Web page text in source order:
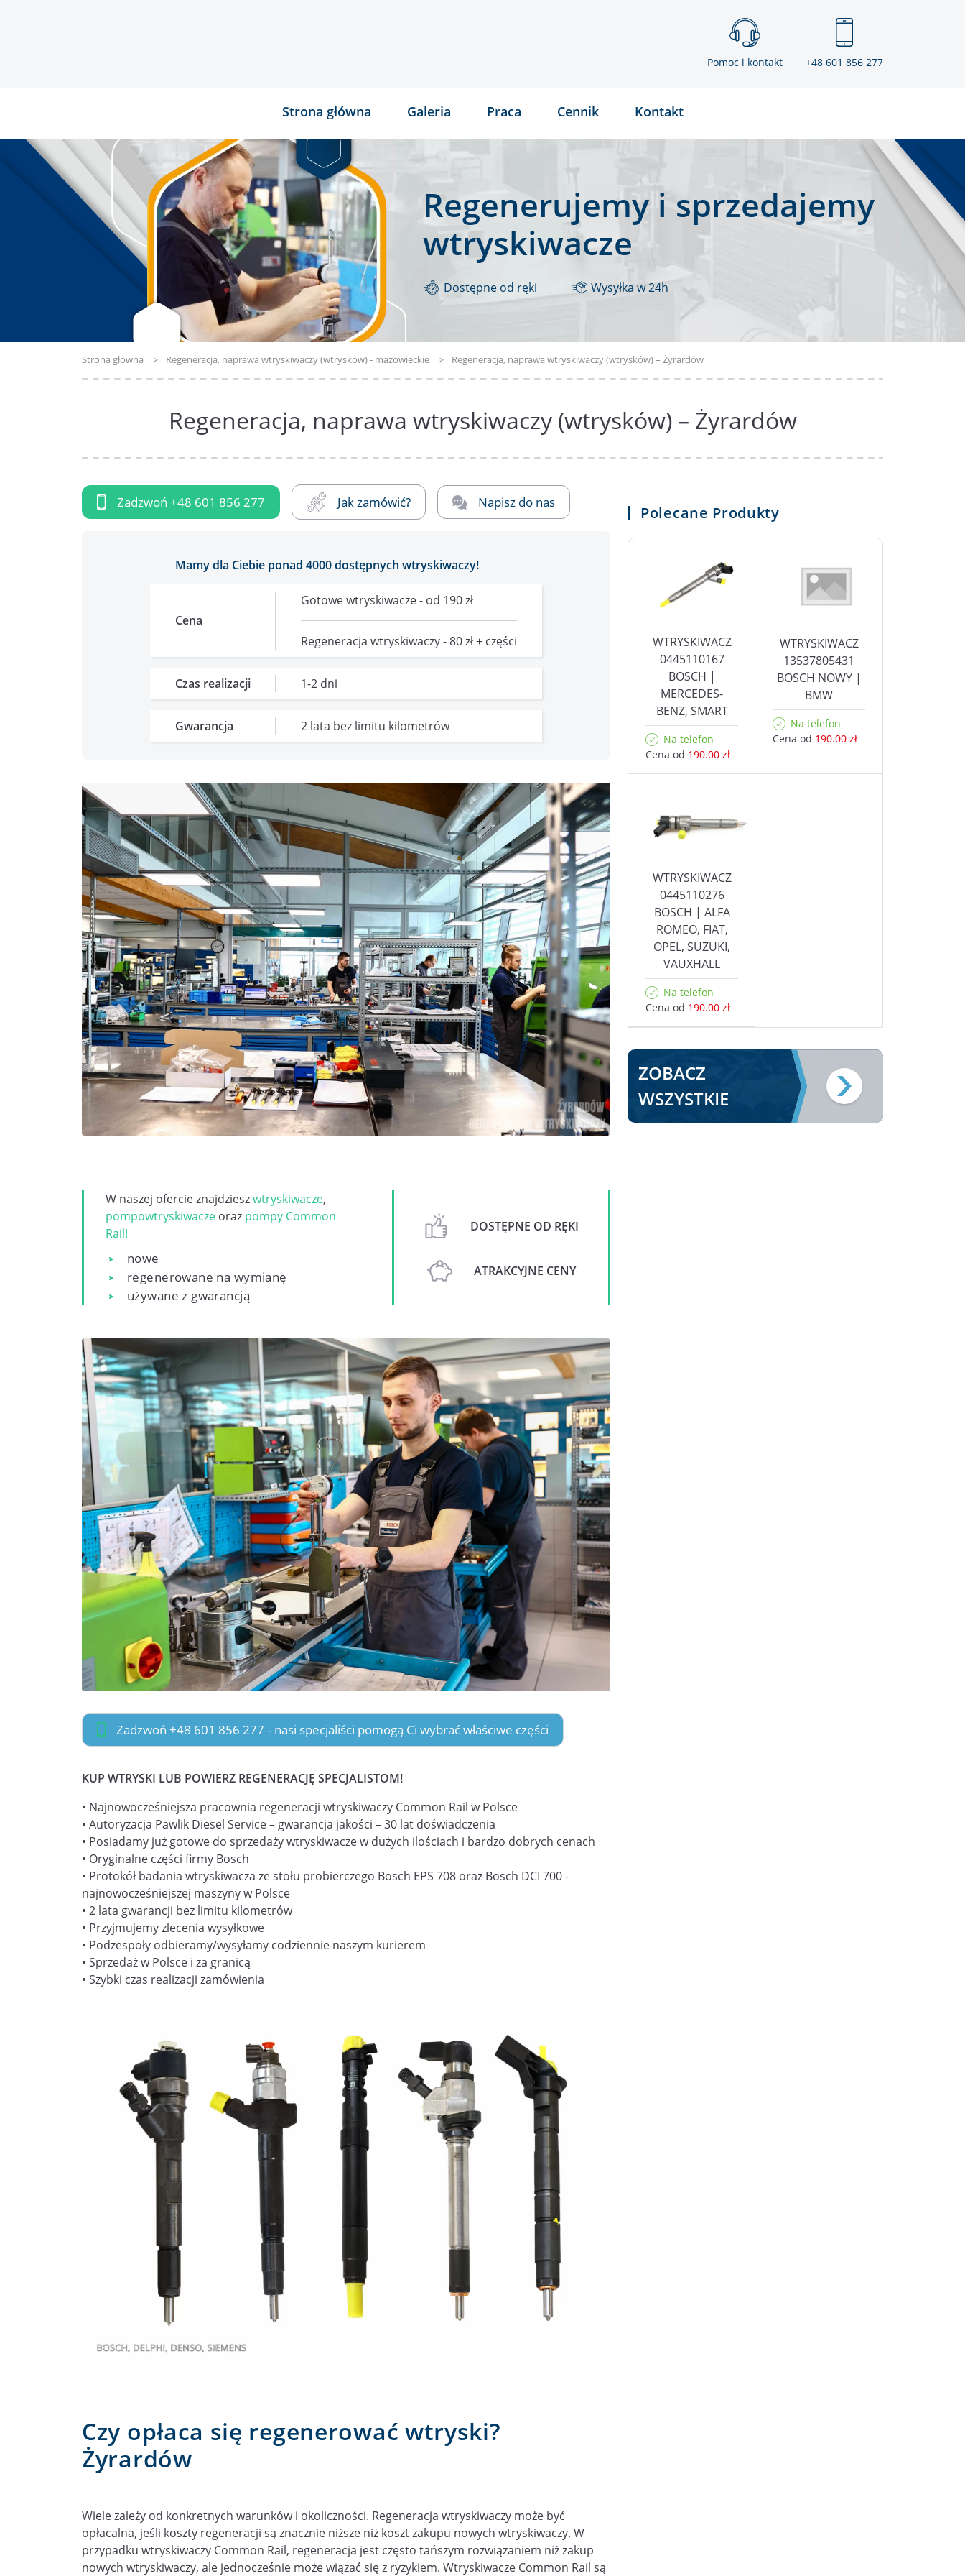
Pomoc i kontakt +48 601 856 277
Strona główna Galeria Praca Cennik Kontakt
Regenerujemy i sprzedajemy
wtryskiwacze
Dostępne od ręki Wysyłka w 24h
Strona główna Regeneracja, naprawa wtryskiwaczy (wtrysków) - mazowieckie Regeneracja, naprawa wtryskiwaczy (wtrysków) – Żyrardów
Regeneracja, naprawa wtryskiwaczy (wtrysków) – Żyrardów
Zadzwoń +48 601 856 277 Jak zamówić? Napisz do nas
Mamy dla Ciebie ponad 4000 dostępnych wtryskiwaczy!
Cena
Gotowe wtryskiwacze - od 190 zł
Regeneracja wtryskiwaczy - 80 zł + części
Czas realizacji 1-2 dni
Gwarancja 2 lata bez limitu kilometrów
W naszej ofercie znajdzieszwtryskiwacze,
pompowtryskiwacze oraz pompy Common
Rail!
nowe
regenerowane na wymianę
używane z gwarancją
DOSTĘPNE OD RĘKI
ATRAKCYJNE CENY
Zadzwoń +48 601 856 277 - nasi specjaliści pomogą Ci wybrać właściwe części
KUP WTRYSKI LUB POWIERZ REGENERACJĘ SPECJALISTOM!
• Najnowocześniejsza pracownia regeneracji wtryskiwaczy Common Rail w Polsce
• Autoryzacja Pawlik Diesel Service – gwarancja jakości – 30 lat doświadczenia
• Posiadamy już gotowe do sprzedaży wtryskiwacze w dużych ilościach i bardzo dobrych cenach
• Oryginalne części firmy Bosch
• Protokół badania wtryskiwacza ze stołu probierczego Bosch EPS 708 oraz Bosch DCI 700 -
najnowocześniejszej maszyny w Polsce
• 2 lata gwarancji bez limitu kilometrów
• Przyjmujemy zlecenia wysyłkowe
• Podzespoły odbieramy/wysyłamy codziennie naszym kurierem
• Sprzedaż w Polsce i za granicą
• Szybki czas realizacji zamówienia
Czy opłaca się regenerować wtryski?
Żyrardów
Wiele zależy od konkretnych warunków i okoliczności. Regeneracja wtryskiwaczy może być
opłacalna, jeśli koszty regeneracji są znacznie niższe niż koszt zakupu nowych wtryskiwaczy. W
przypadku wtryskiwaczy Common Rail, regeneracja jest często tańszym rozwiązaniem niż zakup
nowych wtryskiwaczy, ale jednocześnie może wiązać się z ryzykiem. Wtryskiwacze Common Rail są
Polecane Produkty
WTRYSKIWACZ
0445110167
BOSCH |
MERCEDES-
BENZ, SMART
Na telefon
Cena od 190.00 zł
WTRYSKIWACZ
13537805431
BOSCH NOWY |
BMW
Na telefon
Cena od 190.00 zł
WTRYSKIWACZ
0445110276
BOSCH | ALFA
ROMEO, FIAT,
OPEL, SUZUKI,
VAUXHALL
Na telefon
Cena od 190.00 zł
ZOBACZ
WSZYSTKIE